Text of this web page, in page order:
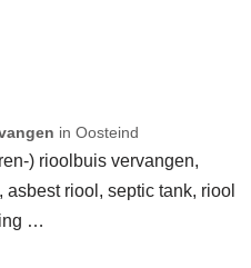
in Oosteind
) rioolbuis vervangen,
asbest riool, septic tank, riool
…